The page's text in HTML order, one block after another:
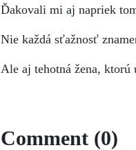
Ďakovali mi aj napriek
Nie každá sťažnosť
Ale aj tehotná žena, ktorú
Comment (0)